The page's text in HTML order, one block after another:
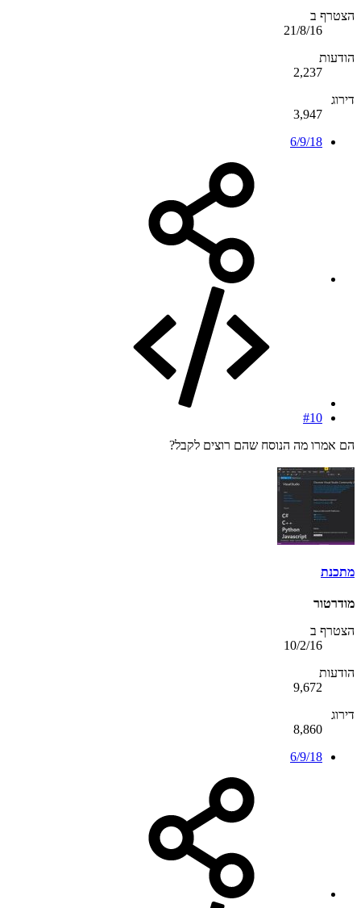
הצטרף ב
21/8/16
הודעות
2,237
דירוג
3,947
6/9/18
#10
הם אמרו מה הנוסח שהם רוצים לקבל?
מתכנת
מודרטור
הצטרף ב
10/2/16
הודעות
9,672
דירוג
8,860
6/9/18